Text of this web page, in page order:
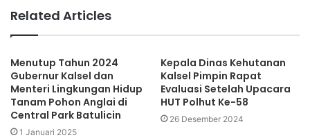
Related Articles
Menutup Tahun 2024
Gubernur Kalsel dan
Menteri Lingkungan Hidup
Tanam Pohon Anglai di
Central Park Batulicin
1 Januari 2025
Kepala Dinas Kehutanan
Kalsel Pimpin Rapat
Evaluasi Setelah Upacara
HUT Polhut Ke-58
26 Desember 2024